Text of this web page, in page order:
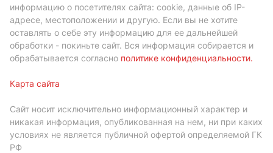
информацию о посетителях сайта: cookie, данные об IP-
адресе, местоположении и другую. Если вы не хотите
оставлять о себе эту информацию для ее дальнейшей
обработки - покиньте сайт. Вся информация собирается и
обрабатывается согласно политике конфиденциальности.
Карта сайта
Сайт носит исключительно информационный характер и
никакая информация, опубликованная на нем, ни при каких
условиях не является публичной офертой определяемой ГК
РФ